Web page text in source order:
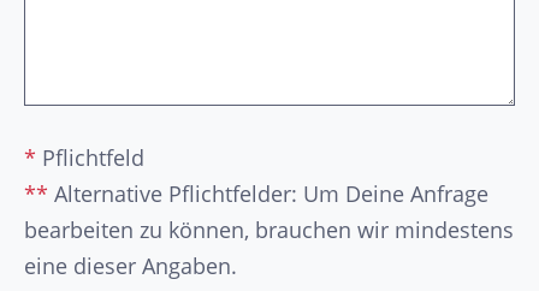
* Pflichtfeld
** Alternative Pflichtfelder: Um Deine Anfrage
bearbeiten zu können, brauchen wir mindestens
eine dieser Angaben.